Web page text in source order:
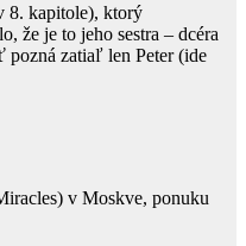
8. kapitole), ktorý
že je to jeho sestra – dcéra
pozná zatiaľ len Peter (ide
v Moskve, ponuku